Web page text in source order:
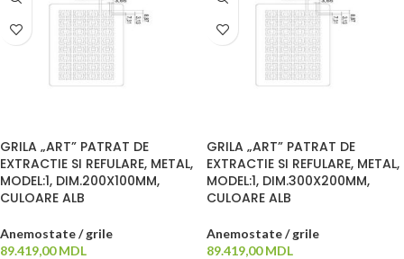
GRILA „ART” PATRAT DE
EXTRACTIE SI REFULARE, METAL,
MODEL:1, DIM.200X100MM,
CULOARE ALB
Anemostate / grile
89.419,00MDL
GRILA „ART” PATRAT DE
EXTRACTIE SI REFULARE, METAL,
MODEL:1, DIM.300X200MM,
CULOARE ALB
Anemostate / grile
89.419,00MDL